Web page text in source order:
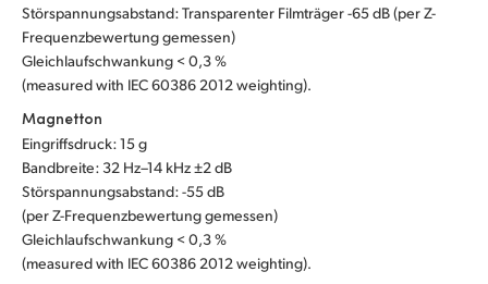
Störspannungsabstand: Transparenter Filmträger -65 dB (per Z-
Frequenzbewertung gemessen)
Gleichlaufschwankung < 0,3 %
(measured with IEC 60386 2012 weighting).
Magnetton
Eingriffsdruck: 15 g
Bandbreite: 32 Hz–14 kHz ±2 dB
Störspannungsabstand: -55 dB
(per Z-Frequenzbewertung gemessen)
Gleichlaufschwankung < 0,3 %
(measured with IEC 60386 2012 weighting).